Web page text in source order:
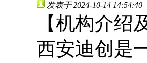
发表于 2024-10-14 14:54:40 |
【机构介绍
西安迪创是